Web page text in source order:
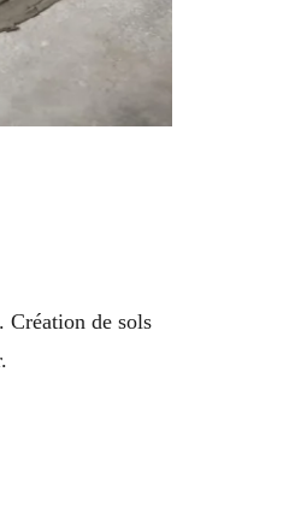
Création de sols